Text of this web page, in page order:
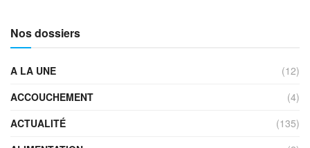
Nos dossiers
A LA UNE
(12)
ACCOUCHEMENT
(4)
ACTUALITÉ
(135)